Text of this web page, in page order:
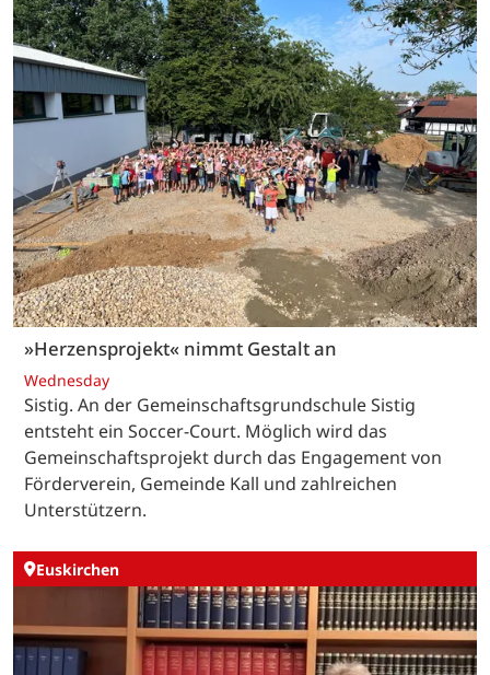
»Herzensprojekt« nimmt Gestalt an
Wednesday
Sistig. An der Gemeinschaftsgrundschule Sistig
entsteht ein Soccer-Court. Möglich wird das
Gemeinschaftsprojekt durch das Engagement von
Förderverein, Gemeinde Kall und zahlreichen
Unterstützern.
Euskirchen